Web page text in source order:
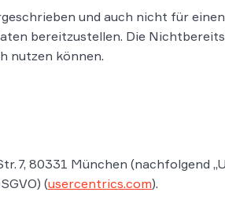
und auch nicht für einen
bereitzustellen. Die
nutzen können.
7, 80331 München (nachfolgend
(usercentrics.com).